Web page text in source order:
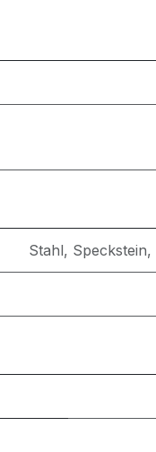
Stahl, Speckstein,